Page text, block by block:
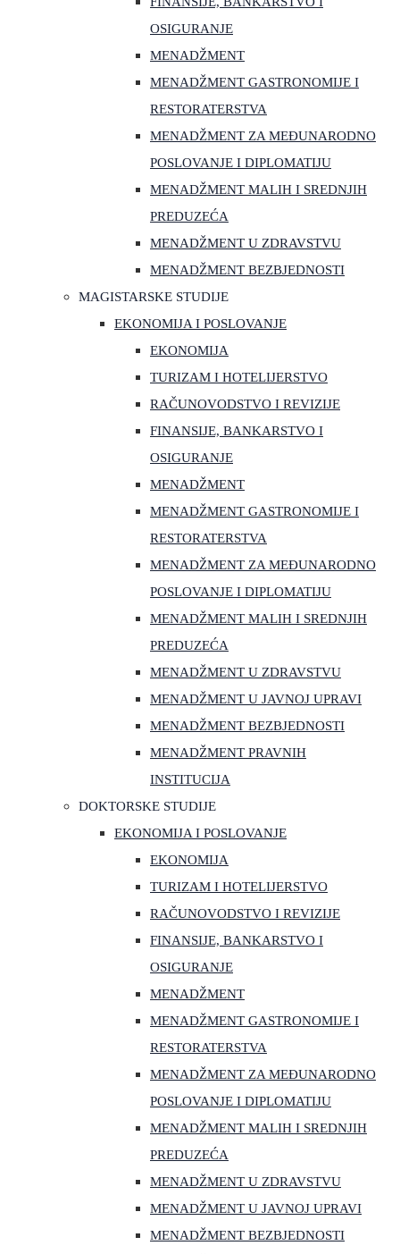
OSIGURANJE
MENADŽMENT
MENADŽMENT GASTRONOMIJE I
RESTORATERSTVA
MENADŽMENT ZA MEĐUNARODNO
POSLOVANJE I DIPLOMATIJU
MENADŽMENT MALIH I SREDNJIH
PREDUZEĆA
MENADŽMENT U ZDRAVSTVU
MENADŽMENT BEZBJEDNOSTI
MAGISTARSKE STUDIJE
EKONOMIJA I POSLOVANJE
EKONOMIJA
TURIZAM I HOTELIJERSTVO
RAČUNOVODSTVO I REVIZIJE
FINANSIJE, BANKARSTVO I
OSIGURANJE
MENADŽMENT
MENADŽMENT GASTRONOMIJE I
RESTORATERSTVA
MENADŽMENT ZA MEĐUNARODNO
POSLOVANJE I DIPLOMATIJU
MENADŽMENT MALIH I SREDNJIH
PREDUZEĆA
MENADŽMENT U ZDRAVSTVU
MENADŽMENT U JAVNOJ UPRAVI
MENADŽMENT BEZBJEDNOSTI
MENADŽMENT PRAVNIH
INSTITUCIJA
DOKTORSKE STUDIJE
EKONOMIJA I POSLOVANJE
EKONOMIJA
TURIZAM I HOTELIJERSTVO
RAČUNOVODSTVO I REVIZIJE
FINANSIJE, BANKARSTVO I
OSIGURANJE
MENADŽMENT
MENADŽMENT GASTRONOMIJE I
RESTORATERSTVA
MENADŽMENT ZA MEĐUNARODNO
POSLOVANJE I DIPLOMATIJU
MENADŽMENT MALIH I SREDNJIH
PREDUZEĆA
MENADŽMENT U ZDRAVSTVU
MENADŽMENT U JAVNOJ UPRAVI
MENADŽMENT BEZBJEDNOSTI